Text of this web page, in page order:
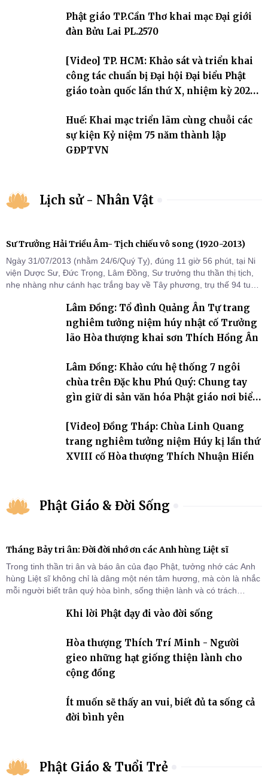
thứ I, thể hiện sự quan tâm đối với công tác truyền giới, đào tạo
Tăng tài và tiếp nối mạng mạch Tăng-g
Phật giáo TP.Cần Thơ khai mạc Đại giới
đàn Bửu Lai PL.2570
[Video] TP. HCM: Khảo sát và triển khai
công tác chuẩn bị Đại hội Đại biểu Phật
giáo toàn quốc lần thứ X, nhiệm kỳ 2026-
Huế: Khai mạc triển lãm cùng chuỗi các
sự kiện Kỷ niệm 75 năm thành lập
GĐPTVN
Lịch sử - Nhân Vật
Sư Trưởng Hải Triều Âm- Tịch chiếu vô song (1920-2013)
Ngày 31/07/2013 (nhằm 24/6/Quý Tỵ), đúng 11 giờ 56 phút, tại Ni
viện Dược Sư, Đức Trọng, Lâm Đồng, Sư trưởng thu thần thị tịch,
nhẹ nhàng như cánh hạc trắng bay về Tây phương, trụ thế 94 tuổi
Lâm Đồng: Tổ đình Quảng Ân Tự trang
nghiêm tưởng niệm húy nhật cố Trưởng
lão Hòa thượng khai sơn Thích Hồng Ân
Lâm Đồng: Khảo cứu hệ thống 7 ngôi
chùa trên Đặc khu Phú Quý: Chung tay
gìn giữ di sản văn hóa Phật giáo nơi biển
[Video] Đồng Tháp: Chùa Linh Quang
trang nghiêm tưởng niệm Húy kị lần thứ
XVIII cố Hòa thượng Thích Nhuận Hiền
Phật Giáo & Đời Sống
Tháng Bảy tri ân: Đời đời nhớ ơn các Anh hùng Liệt sĩ
Trong tinh thần tri ân và báo ân của đạo Phật, tưởng nhớ các Anh
hùng Liệt sĩ không chỉ là dâng một nén tâm hương, mà còn là nhắc
mỗi người biết trân quý hòa bình, sống thiện lành và có trách
Khi lời Phật dạy đi vào đời sống
Hòa thượng Thích Trí Minh - Người
gieo những hạt giống thiện lành cho
cộng đồng
Ít muốn sẽ thấy an vui, biết đủ ta sống cả
đời bình yên
Phật Giáo & Tuổi Trẻ